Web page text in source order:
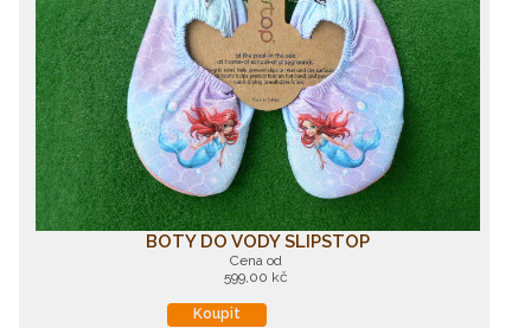
BOTY DO VODY SLIPSTOP
Cena od
599,00 kč
Koupit